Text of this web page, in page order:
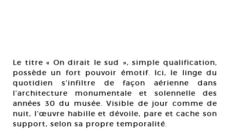
Le titre « On dirait le sud », simple qualification,
possède un fort pouvoir émotif. Ici, le linge du
quotidien s’infiltre de façon aérienne dans
l’architecture monumentale et solennelle des
années 30 du musée. Visible de jour comme de
nuit, l’œuvre habille et dévoile, pare et cache son
support, selon sa propre temporalité.